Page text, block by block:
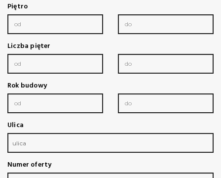
Piętro
Liczba pięter
Rok budowy
Ulica
ulica
Numer oferty